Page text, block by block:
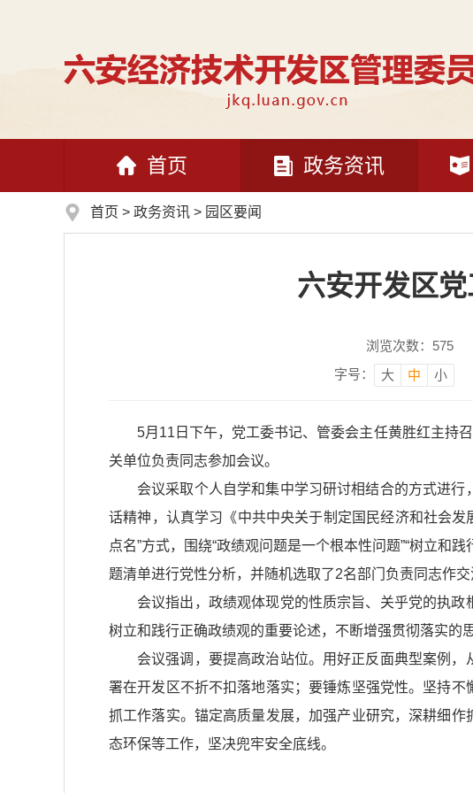
首页 政务资讯
首页 > 政务资讯 > 园区要闻
六安开发区
浏览次数： 575
字号：
大 中 小
5月11日下午，党工委书记、管委会主任黄胜红主持
关单位负责同志参加会议。
会议采取个人自学和集中学习研讨相结合的方式进
话精神，认真学习《中共中央关于制定国民经济和社会
点名”方式，围绕“政绩观问题是一个根本性问题”“树立和
题清单进行党性分析，并随机选取了2名部门负责同志作交
会议指出，政绩观体现党的性质宗旨、关乎党的执
树立和践行正确政绩观的重要论述，不断增强贯彻落实的
会议强调，要提高政治站位。用好正反面典型案例
署在开发区不折不扣落地落实；要锤炼坚强党性。坚持
抓工作落实。锚定高质量发展，加强产业研究，深耕细
态环保等工作，坚决兜牢安全底线。